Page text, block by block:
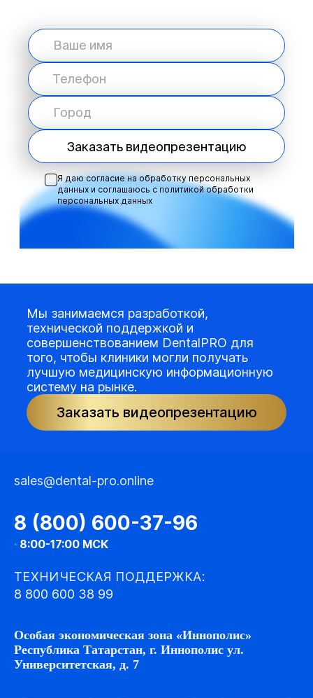
Заказать видеопрезентацию
Я даю согласие на обработку персональных
данных и соглашаюсь с политикой обработки
персональных данных
Мы занимаемся разработкой,
технической поддержкой и
совершенствованием DentalPRO для
того, чтобы клиники могли получать
лучшую медицинскую информационную
систему на рынке.
Заказать видеопрезентацию
sales@dental-pro.online
8 (800) 600-37-96
· 8:00-17:00 МСК
ТЕХНИЧЕСКАЯ ПОДДЕРЖКА:
8 800 600 38 99
Особая экономическая зона «Иннополис»
Республика Татарстан, г. Иннополис ул.
Университетская, д. 7